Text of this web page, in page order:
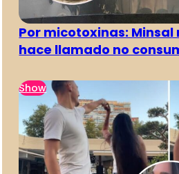
Por micotoxinas:
hace llamado no
Show